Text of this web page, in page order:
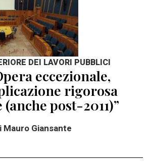
DEI LAVORI PUBBLICI
eccezionale,
rigorosa
post-2011)”
Mauro Giansante